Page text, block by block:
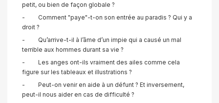
petit, ou bien de façon globale ?
- Comment "paye"-t-on son entrée au paradis ? Qui y a
droit ?
- Qu’arrive-t-il à l’âme d’un impie qui a causé un mal
terrible aux hommes durant sa vie ?
- Les anges ont-ils vraiment des ailes comme cela
figure sur les tableaux et illustrations ?
- Peut-on venir en aide à un défunt ? Et inversement,
peut-il nous aider en cas de difficulté ?